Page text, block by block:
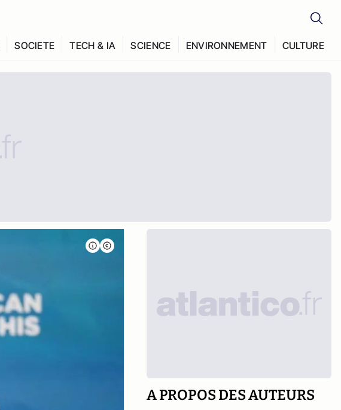
SOCIETE TECH & IA SCIENCE ENVIRONNEMENT CULTURE
A PROPOS DES AUTEURS